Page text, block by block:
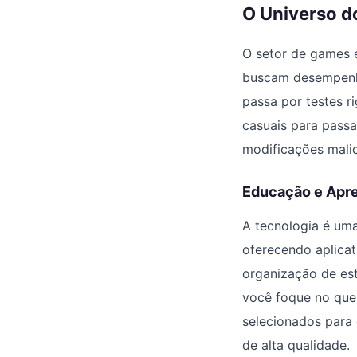
O Universo
O setor de games
buscam
passa por testes
casuais para
modificações
Educação e
A tecnologia é
oferecendo
organização de
você foque no
selecionados
de alta qualidade.